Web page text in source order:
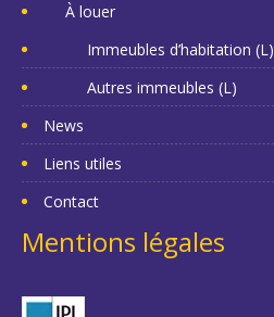
À louer
Immeubles d’habitation (L)
Autres immeubles (L)
News
Liens utiles
Contact
Mentions légales